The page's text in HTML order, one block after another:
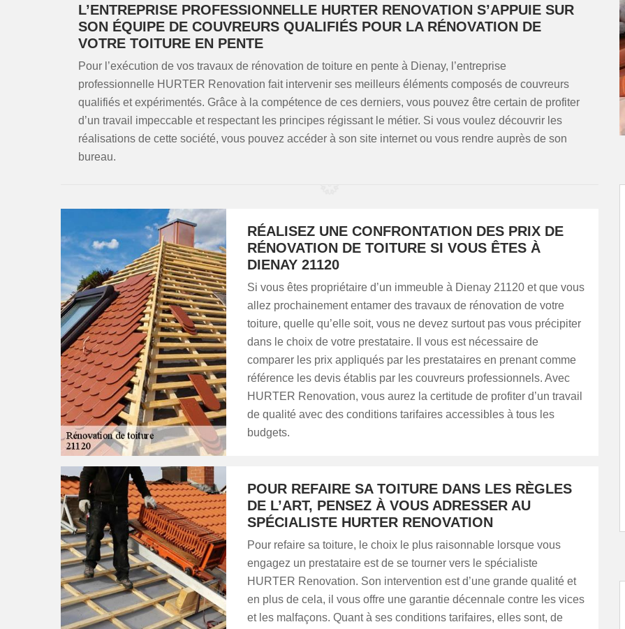
L’ENTREPRISE PROFESSIONNELLE HURTER RENOVATION S’APPUIE SUR
SON ÉQUIPE DE COUVREURS QUALIFIÉS POUR LA RÉNOVATION DE
VOTRE TOITURE EN PENTE
Pour l’exécution de vos travaux de rénovation de toiture en pente à Dienay, l’entreprise
professionnelle HURTER Renovation fait intervenir ses meilleurs éléments composés de couvreurs
qualifiés et expérimentés. Grâce à la compétence de ces derniers, vous pouvez être certain de profiter
d’un travail impeccable et respectant les principes régissant le métier. Si vous voulez découvrir les
réalisations de cette société, vous pouvez accéder à son site internet ou vous rendre auprès de son
bureau.
RÉALISEZ UNE CONFRONTATION DES PRIX DE
RÉNOVATION DE TOITURE SI VOUS ÊTES À
DIENAY 21120
Si vous êtes propriétaire d’un immeuble à Dienay 21120 et que vous
allez prochainement entamer des travaux de rénovation de votre
toiture, quelle qu’elle soit, vous ne devez surtout pas vous précipiter
dans le choix de votre prestataire. Il vous est nécessaire de
comparer les prix appliqués par les prestataires en prenant comme
référence les devis établis par les couvreurs professionnels. Avec
HURTER Renovation, vous aurez la certitude de profiter d’un travail
de qualité avec des conditions tarifaires accessibles à tous les
budgets.
POUR REFAIRE SA TOITURE DANS LES RÈGLES
DE L’ART, PENSEZ À VOUS ADRESSER AU
SPÉCIALISTE HURTER RENOVATION
Pour refaire sa toiture, le choix le plus raisonnable lorsque vous
engagez un prestataire est de se tourner vers le spécialiste
HURTER Renovation. Son intervention est d’une grande qualité et
en plus de cela, il vous offre une garantie décennale contre les vices
et les malfaçons. Quant à ses conditions tarifaires, elles sont, de